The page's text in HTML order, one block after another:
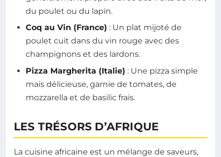
du poulet ou du lapin.
Coq au Vin (France) : Un plat mijoté de
poulet cuit dans du vin rouge avec des
champignons et des lardons.
Pizza Margherita (Italie) : Une pizza simple
mais délicieuse, garnie de tomates, de
mozzarella et de basilic frais.
LES TRÉSORS D’AFRIQUE
La cuisine africaine est un mélange de saveurs,